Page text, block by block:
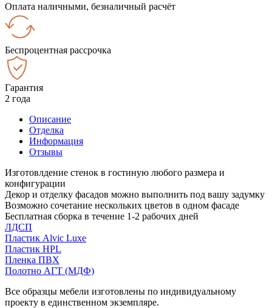
Оплата наличными, безналичный расчёт
Беспроцентная рассрочка
Гарантия
2 года
Описание
Отделка
Информация
Отзывы
Изготовлдение стенок в гостиную любого размера и
конфигурации
Декор и отделку фасадов можно выполнить под вашу задумку
Возможно сочетание нескольких цветов в одном фасаде
Бесплатная сборка в течение 1-2 рабочих дней
ЛДСП
Пластик Alvic Luxe
Пластик HPL
Пленка ПВХ
Полотно АГТ (МДФ)
Все образцы мебели изготовлены по индивидуальному
проекту в единственном экземпляре.